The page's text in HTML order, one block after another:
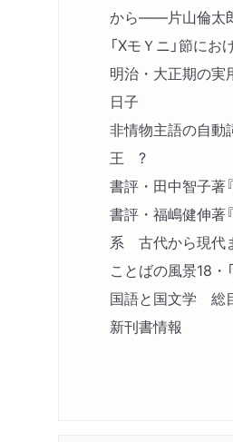
から――片山倫太
「ⅩモＹニ」節に
明治・大正期の
日子
非情物主語の自
王 ?
書評・田中智子著
書評・福嶋健伸著
系 古代から現代
ことばの風景18
国語と国文学 総
新刊書情報